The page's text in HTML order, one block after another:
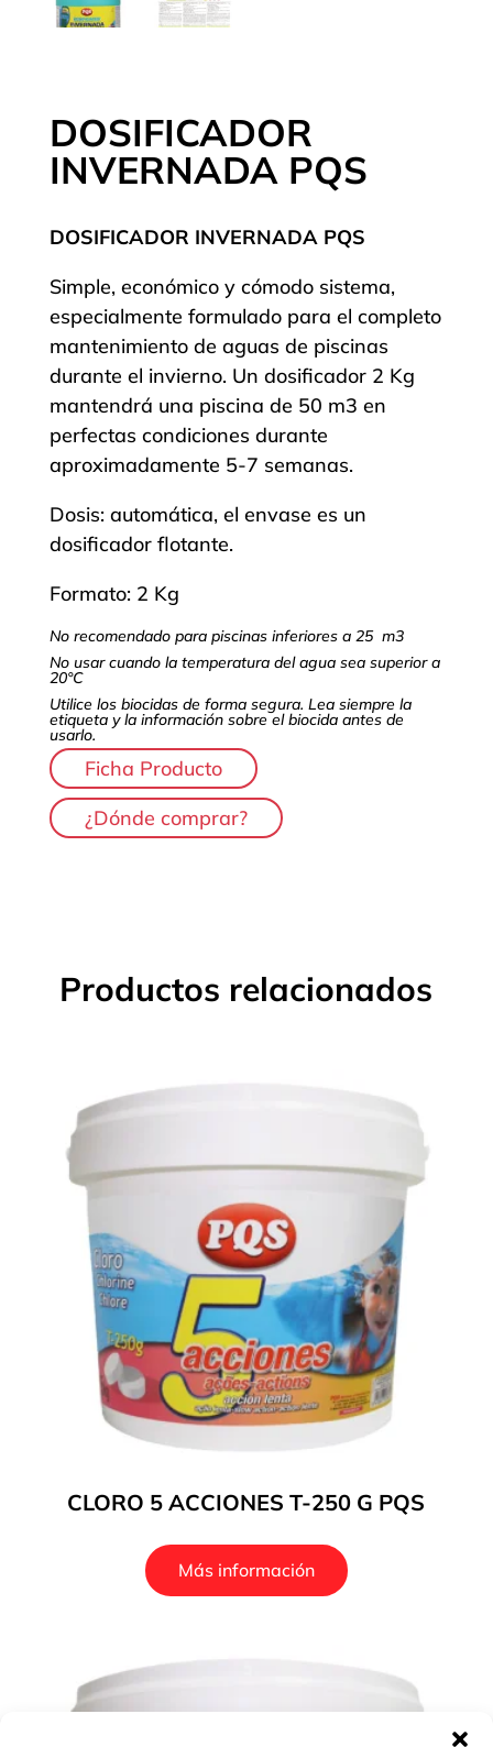
DOSIFICADOR
INVERNADA PQS
DOSIFICADOR INVERNADA PQS
Simple, económico y cómodo sistema,
especialmente formulado para el completo
mantenimiento de aguas de piscinas
durante el invierno. Un dosificador 2 Kg
mantendrá una piscina de 50 m3 en
perfectas condiciones durante
aproximadamente 5-7 semanas.
Dosis: automática, el envase es un
dosificador flotante.
Formato: 2 Kg
No recomendado para piscinas inferiores a 25 m3
No usar cuando la temperatura del agua sea superior a
20°C
Utilice los biocidas de forma segura. Lea siempre la
etiqueta y la información sobre el biocida antes de
usarlo.
Ficha Producto
¿Dónde comprar?
Productos relacionados
CLORO 5 ACCIONES T-250 G PQS
Más información